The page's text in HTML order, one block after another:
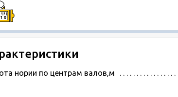
нории по центрам валов,м